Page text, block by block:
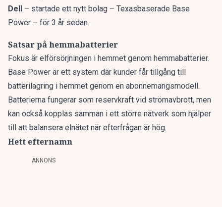
Dell – startade ett nytt bolag – Texasbaserade Base
Power – för 3 år sedan.
Satsar på hemmabatterier
Fokus är elförsörjningen i hemmet genom hemmabatterier.
Base Power är ett system där kunder får tillgång till
batterilagring i hemmet genom en abonnemangsmodell.
Batterierna fungerar som reservkraft vid strömavbrott, men
kan också kopplas samman i ett större nätverk som hjälper
till att balansera elnätet när efterfrågan är hög.
Hett efternamn
ANNONS